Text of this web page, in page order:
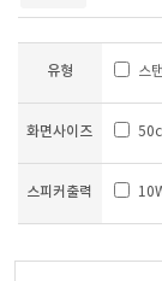
유형 스
화면사이즈
스피커출력